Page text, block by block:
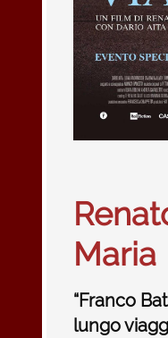
Maria
“Franco
lungo